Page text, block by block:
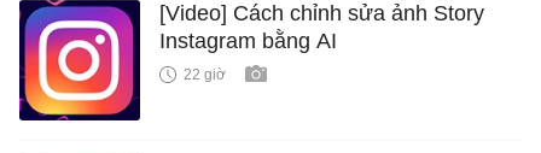
[Video] Cách chỉnh sửa ảnh Story
Instagram bằng AI
22 giờ